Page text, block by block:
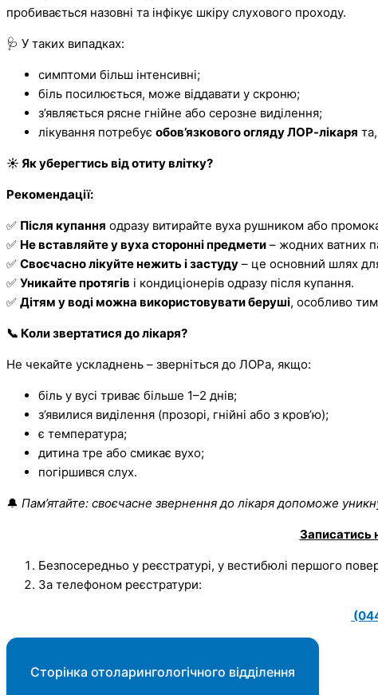
пробивається назовні та інфікує шкіру слухового проходу.
🩺 У таких випадках:
симптоми більш інтенсивні;
біль посилюється, може віддавати у скроню;
з’являється рясне гнійне або серозне виділення;
лікування потребує обов’язкового огляду ЛОР-лікаря
☀ Як уберегтись від отиту влітку?
Рекомендації:
✅ Після купання одразу витирайте вуха рушником або
✅ Не вставляйте у вуха сторонні предмети – жодних ватних
✅ Своєчасно лікуйте нежить і застуду – це основний шлях
✅ Уникайте протягів і кондиціонерів одразу після купання.
✅ Дітям у воді можна використовувати беруші, особливо
📞 Коли звертатися до лікаря?
Не чекайте ускладнень – зверніться до ЛОРа, якщо:
біль у вусі триває більше 1–2 днів;
з’явилися виділення (прозорі, гнійні або з кров’ю);
є температура;
дитина тре або смикає вухо;
погіршився слух.
🔔 Пам’ятайте: своєчасне звернення до лікаря допоможе
Записатись
Безпосередньо у реєстратурі, у вестибюлі першого
За телефоном реєстратури:
Сторінка отоларингологічного відділення